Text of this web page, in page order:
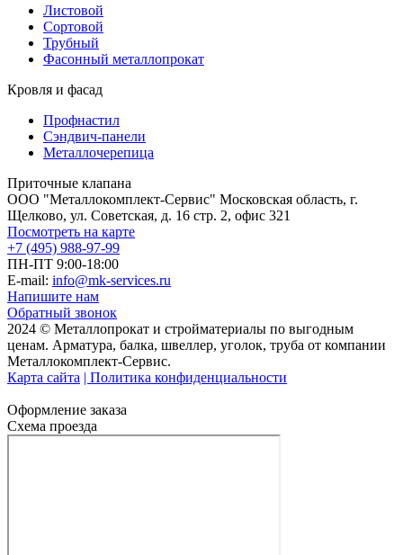
Листовой
Сортовой
Трубный
Фасонный металлопрокат
Кровля и фасад
Профнастил
Сэндвич-панели
Металлочерепица
Приточные клапана
ООО "Металлокомплект-Сервис" Московская область, г.
Щелково, ул. Советская, д. 16 стр. 2, офис 321
Посмотреть на карте
+7 (495) 988-97-99
ПН-ПТ 9:00-18:00
E-mail: info@mk-services.ru
Напишите нам
Обратный звонок
2024 © Металлопрокат и стройматериалы по выгодным
ценам. Арматура, балка, швеллер, уголок, труба от компании
Металлокомплект-Сервис.
Карта сайта | Политика конфиденциальности
Оформление заказа
Схема проезда